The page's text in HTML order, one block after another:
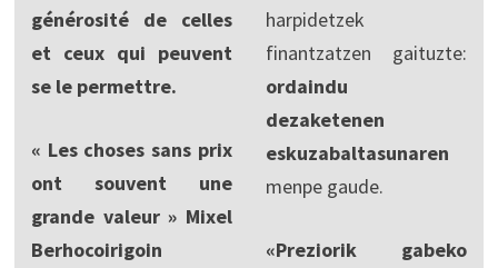
générosité de celles
et ceux qui peuvent
se le permettre.
« Les choses sans prix
ont souvent une
grande valeur » Mixel
Berhocoirigoin
harpidetzek
finantzatzen gaituzte:
ordaindu
dezaketenen
eskuzabaltasunaren
menpe gaude.
«Preziorik gabeko